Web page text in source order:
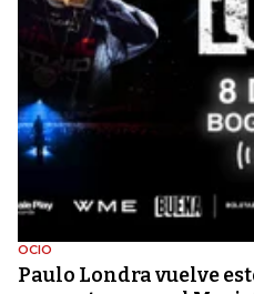
OCIO
Paulo Londra vuelve